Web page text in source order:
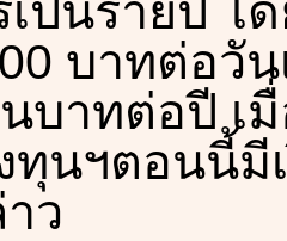
บาทต่อวั
บาทต่อปี เ
ทุนฯตอนนี้มี
ว